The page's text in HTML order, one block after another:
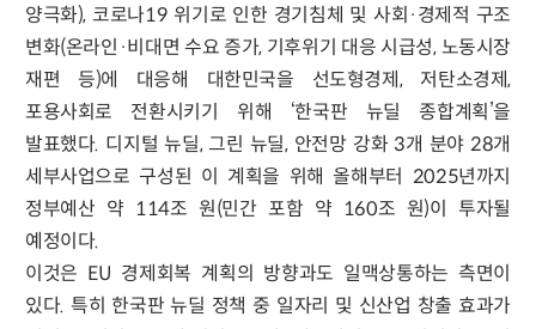
양극화), 코로나19 위기로 인한 경기침체 및 사회·경제적 구조
변화(온라인·비대면 수요 증가, 기후위기 대응 시급성, 노동시장
재편 등)에 대응해 대한민국을 선도형경제, 저탄소경제,
포용사회로 전환시키기 위해 ‘한국판 뉴딜 종합계획’을
발표했다. 디지털 뉴딜, 그린 뉴딜, 안전망 강화 3개 분야 28개
세부사업으로 구성된 이 계획을 위해 올해부터 2025년까지
정부예산 약 114조 원(민간 포함 약 160조 원)이 투자될
예정이다.
이것은 EU 경제회복 계획의 방향과도 일맥상통하는 측면이
있다. 특히 한국판 뉴딜 정책 중 일자리 및 신산업 창출 효과가